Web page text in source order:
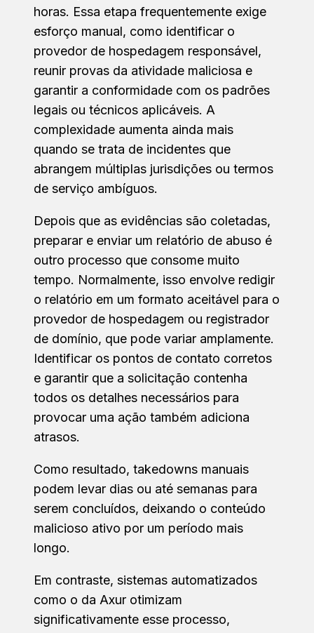
horas. Essa etapa frequentemente exige
esforço manual, como identificar o
provedor de hospedagem responsável,
reunir provas da atividade maliciosa e
garantir a conformidade com os padrões
legais ou técnicos aplicáveis. A
complexidade aumenta ainda mais
quando se trata de incidentes que
abrangem múltiplas jurisdições ou termos
de serviço ambíguos.
Depois que as evidências são coletadas,
preparar e enviar um relatório de abuso é
outro processo que consome muito
tempo. Normalmente, isso envolve redigir
o relatório em um formato aceitável para o
provedor de hospedagem ou registrador
de domínio, que pode variar amplamente.
Identificar os pontos de contato corretos
e garantir que a solicitação contenha
todos os detalhes necessários para
provocar uma ação também adiciona
atrasos.
Como resultado, takedowns manuais
podem levar dias ou até semanas para
serem concluídos, deixando o conteúdo
malicioso ativo por um período mais
longo.
Em contraste, sistemas automatizados
como o da Axur otimizam
significativamente esse processo,